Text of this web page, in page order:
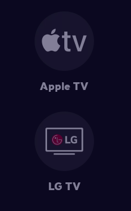
Apple TV
LG TV